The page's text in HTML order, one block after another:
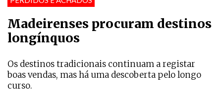
Madeirenses procuram destinos
longínquos
Os destinos tradicionais continuam a registar
boas vendas, mas há uma descoberta pelo longo
curso.